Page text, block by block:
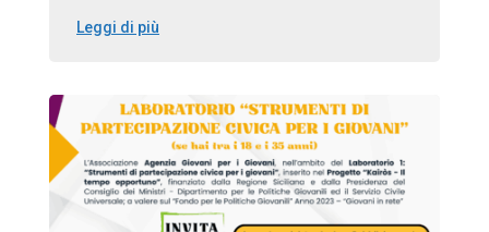
Leggi di più